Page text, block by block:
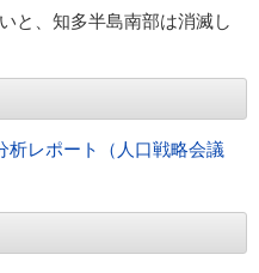
と、知多半島南部は消滅し
析レポート（人口戦略会議